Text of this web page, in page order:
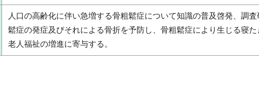
人口の高齢化に伴い急増する骨粗鬆症について知識の普及啓発、調
鬆症の発症及びそれによる骨折を予防し、骨粗鬆症により生じる寝
老人福祉の増進に寄与する。